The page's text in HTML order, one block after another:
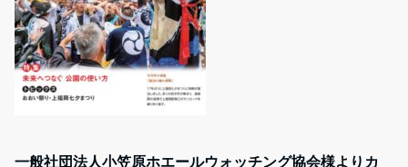
一般社団法人小笠原ホエールウォッチング協会様よりカ